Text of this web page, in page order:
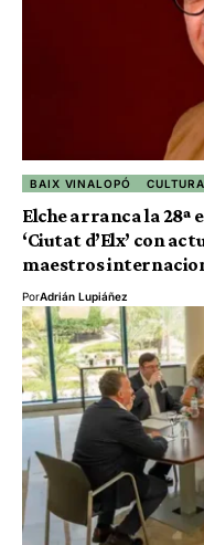
BAIX VINALOPÓ
Elche arranca la 28ª
‘Ciutat d’Elx’ con
maestros
PorAdrián Lupiáñez